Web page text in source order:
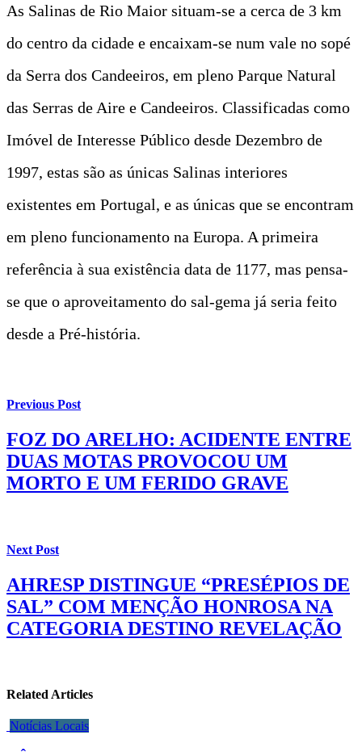
As Salinas de Rio Maior situam-se a cerca de 3 km
do centro da cidade e encaixam-se num vale no sopé
da Serra dos Candeeiros, em pleno Parque Natural
das Serras de Aire e Candeeiros. Classificadas como
Imóvel de Interesse Público desde Dezembro de
1997, estas são as únicas Salinas interiores
existentes em Portugal, e as únicas que se encontram
em pleno funcionamento na Europa. A primeira
referência à sua existência data de 1177, mas pensa-
se que o aproveitamento do sal-gema já seria feito
desde a Pré-história.
Previous Post
FOZ DO ARELHO: ACIDENTE ENTRE
DUAS MOTAS PROVOCOU UM
MORTO E UM FERIDO GRAVE
Next Post
AHRESP DISTINGUE “PRESÉPIOS DE
SAL” COM MENÇÃO HONROSA NA
CATEGORIA DESTINO REVELAÇÃO
Related Articles
Notícias Locais